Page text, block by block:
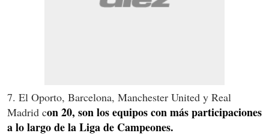
7. El Oporto, Barcelona, Manchester United y Real
Madrid con 20, son los equipos con más participaciones
a lo largo de la Liga de Campeones.